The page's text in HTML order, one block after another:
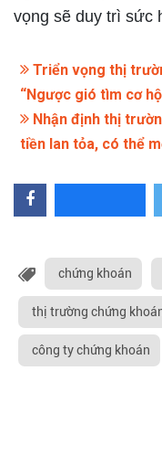
vọng sẽ duy trì sức
Triển vọng thị
“Ngược gió tìm cơ
Nhận định thị
tiền lan tỏa, có thể
chứng khoán
thị trường chứng
công ty chứng khoán